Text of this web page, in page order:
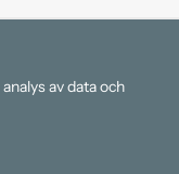
av data och